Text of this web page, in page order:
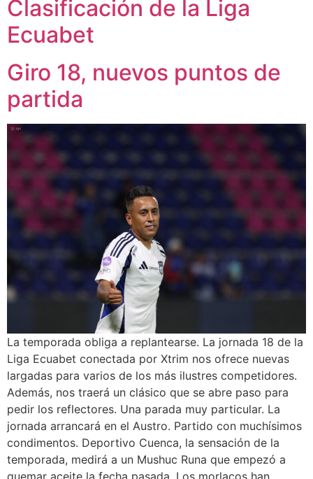
Clasificación de la Liga
Ecuabet
Giro 18, nuevos puntos de
partida
La temporada obliga a replantearse. La jornada 18 de la
Liga Ecuabet conectada por Xtrim nos ofrece nuevas
largadas para varios de los más ilustres competidores.
Además, nos traerá un clásico que se abre paso para
pedir los reflectores. Una parada muy particular. La
jornada arrancará en el Austro. Partido con muchísimos
condimentos. Deportivo Cuenca, la sensación de la
temporada, medirá a un Mushuc Runa que empezó a